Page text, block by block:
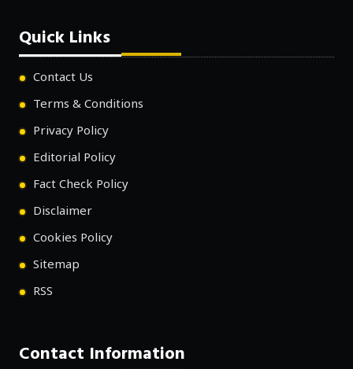
Quick Links
Contact Us
Terms & Conditions
Privacy Policy
Editorial Policy
Fact Check Policy
Disclaimer
Cookies Policy
Sitemap
RSS
Contact Information